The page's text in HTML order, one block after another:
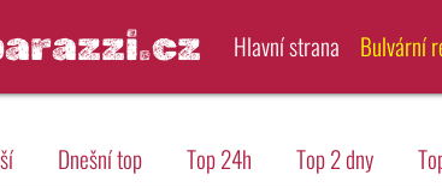
Hlavní strana Bulvární
Dnešní top Top 24h Top 2 dny